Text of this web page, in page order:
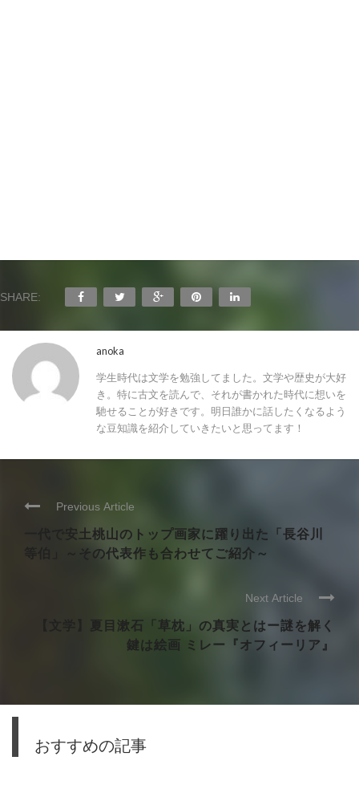
SHARE:
anoka
学生時代は文学を勉強してました。文学や歴史が大好
き。特に古文を読んで、それが書かれた時代に想いを
馳せることが好きです。明日誰かに話したくなるよう
な豆知識を紹介していきたいと思ってます！
Previous Article
一代で安土桃山のトップ画家に躍り出た「長谷川
等伯」～その代表作も合わせてご紹介～
Next Article
【文学】夏目漱石「草枕」の真実とはー謎を解く
鍵は絵画 ミレー『オフィーリア』
おすすめの記事